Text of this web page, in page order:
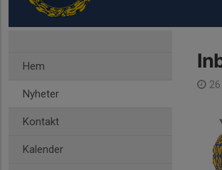
Hem
Nyheter
Kontakt
Kalender